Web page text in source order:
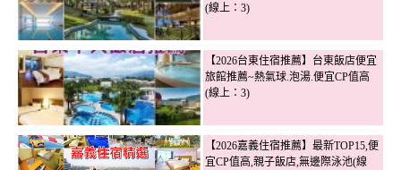
(線上：3)
【2026台東住宿推薦】台東飯店便宜
旅館推薦~熱氣球.泡湯.便宜CP值高
(線上：3)
【2026嘉義住宿推薦】最新TOP15,便
宜CP值高,親子飯店,無邊際泳池(線